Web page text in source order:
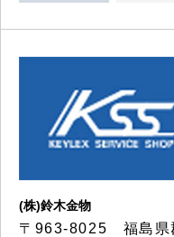
(株)鈴木金物
〒963-8025 福島県